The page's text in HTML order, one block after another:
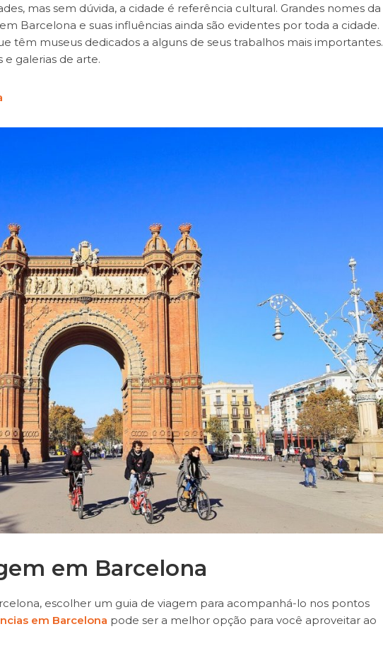
mas sem dúvida, a cidade é referência cultural. Grandes nomes da
Barcelona e suas influências ainda são evidentes por toda a cidade.
têm museus dedicados a alguns de seus trabalhos mais importantes.
e galerias de arte.
em Barcelona
escolher um guia de viagem para acompanhá-lo nos pontos
em Barcelona pode ser a melhor opção para você aproveitar ao